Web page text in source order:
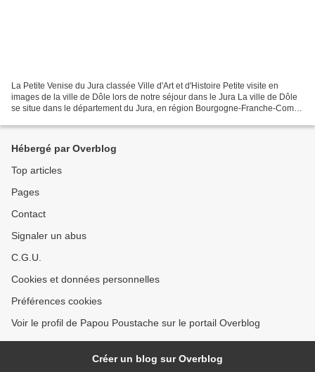
La Petite Venise du Jura classée Ville d'Art et d'Histoire Petite visite en
images de la ville de Dôle lors de notre séjour dans le Jura La ville de Dôle
se situe dans le département du Jura, en région Bourgogne-Franche-Comté.
Hébergé par Overblog
Top articles
Pages
Contact
Signaler un abus
C.G.U.
Cookies et données personnelles
Préférences cookies
Voir le profil de Papou Poustache sur le portail Overblog
Créer un blog sur Overblog